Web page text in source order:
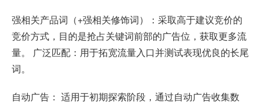
强相关产品词（+强相关修饰词）：采取高于建议竞价的
竞价方式，目的是抢占关键词前部的广告位，获取更多流
量。 广泛匹配：用于拓宽流量入口并测试表现优良的长尾
词。
自动广告： 适用于初期探索阶段，通过自动广告收集数